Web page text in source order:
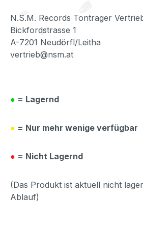
N.S.M. Records Tonträger
Bickfordstrasse 1
A-7201 Neudörfl/Leitha
vertrieb@nsm.at
● = Lagernd
● = Nur mehr wenige verfügbar
● = Nicht Lagernd
(Das Produkt ist aktuell nicht
Ablauf)